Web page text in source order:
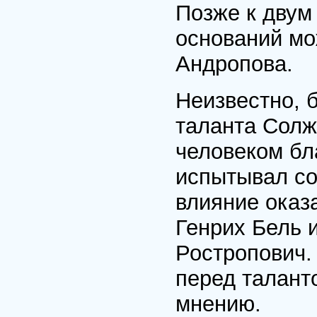
Позже к
оснований
Андропова.
Неизвестно,
таланта
человеком
испытывал
влияние
Генрих Бель
перед
мнению.